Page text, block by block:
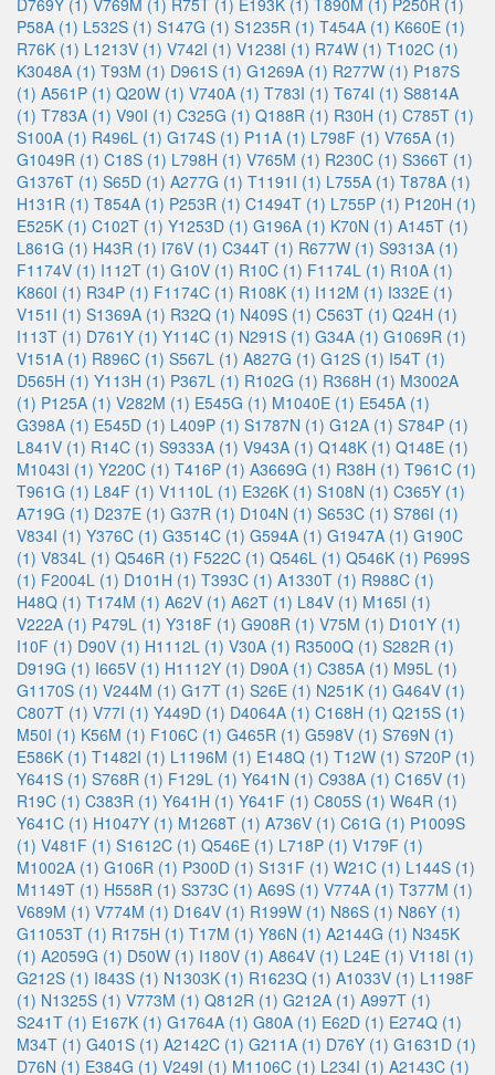
D769Y (1) V769M (1) R75T (1) E193K (1) T890M (1) P250R (1)
P58A (1) L532S (1) S147G (1) S1235R (1) T454A (1) K660E (1)
R76K (1) L1213V (1) V742I (1) V1238I (1) R74W (1) T102C (1)
K3048A (1) T93M (1) D961S (1) G1269A (1) R277W (1) P187S
(1) A561P (1) Q20W (1) V740A (1) T783I (1) T674I (1) S8814A
(1) T783A (1) V90I (1) C325G (1) Q188R (1) R30H (1) C785T (1)
S100A (1) R496L (1) G174S (1) P11A (1) L798F (1) V765A (1)
G1049R (1) C18S (1) L798H (1) V765M (1) R230C (1) S366T (1)
G1376T (1) S65D (1) A277G (1) T1191I (1) L755A (1) T878A (1)
H131R (1) T854A (1) P253R (1) C1494T (1) L755P (1) P120H (1)
E525K (1) C102T (1) Y1253D (1) G196A (1) K70N (1) A145T (1)
L861G (1) H43R (1) I76V (1) C344T (1) R677W (1) S9313A (1)
F1174V (1) I112T (1) G10V (1) R10C (1) F1174L (1) R10A (1)
K860I (1) R34P (1) F1174C (1) R108K (1) I112M (1) I332E (1)
V151I (1) S1369A (1) R32Q (1) N409S (1) C563T (1) Q24H (1)
I113T (1) D761Y (1) Y114C (1) N291S (1) G34A (1) G1069R (1)
V151A (1) R896C (1) S567L (1) A827G (1) G12S (1) I54T (1)
D565H (1) Y113H (1) P367L (1) R102G (1) R368H (1) M3002A
(1) P125A (1) V282M (1) E545G (1) M1040E (1) E545A (1)
G398A (1) E545D (1) L409P (1) S1787N (1) G12A (1) S784P (1)
L841V (1) R14C (1) S9333A (1) V943A (1) Q148K (1) Q148E (1)
M1043I (1) Y220C (1) T416P (1) A3669G (1) R38H (1) T961C (1)
T961G (1) L84F (1) V1110L (1) E326K (1) S108N (1) C365Y (1)
A719G (1) D237E (1) G37R (1) D104N (1) S653C (1) S786I (1)
V834I (1) Y376C (1) G3514C (1) G594A (1) G1947A (1) G190C
(1) V834L (1) Q546R (1) F522C (1) Q546L (1) Q546K (1) P699S
(1) F2004L (1) D101H (1) T393C (1) A1330T (1) R988C (1)
H48Q (1) T174M (1) A62V (1) A62T (1) L84V (1) M165I (1)
V222A (1) P479L (1) Y318F (1) G908R (1) V75M (1) D101Y (1)
I10F (1) D90V (1) H1112L (1) V30A (1) R3500Q (1) S282R (1)
D919G (1) I665V (1) H1112Y (1) D90A (1) C385A (1) M95L (1)
G1170S (1) V244M (1) G17T (1) S26E (1) N251K (1) G464V (1)
C807T (1) V77I (1) Y449D (1) D4064A (1) C168H (1) Q215S (1)
M50I (1) K56M (1) F106C (1) G465R (1) G598V (1) S769N (1)
E586K (1) T1482I (1) L1196M (1) E148Q (1) T12W (1) S720P (1)
Y641S (1) S768R (1) F129L (1) Y641N (1) C938A (1) C165V (1)
R19C (1) C383R (1) Y641H (1) Y641F (1) C805S (1) W64R (1)
Y641C (1) H1047Y (1) M1268T (1) A736V (1) C61G (1) P1009S
(1) V481F (1) S1612C (1) Q546E (1) L718P (1) V179F (1)
M1002A (1) G106R (1) P300D (1) S131F (1) W21C (1) L144S (1)
M1149T (1) H558R (1) S373C (1) A69S (1) V774A (1) T377M (1)
V689M (1) V774M (1) D164V (1) R199W (1) N86S (1) N86Y (1)
G11053T (1) R175H (1) T17M (1) Y86N (1) A2144G (1) N345K
(1) A2059G (1) D50W (1) I180V (1) A864V (1) L24E (1) V118I (1)
G212S (1) I843S (1) N1303K (1) R1623Q (1) A1033V (1) L1198F
(1) N1325S (1) V773M (1) Q812R (1) G212A (1) A997T (1)
S241T (1) E167K (1) G1764A (1) G80A (1) E62D (1) E274Q (1)
M34T (1) G401S (1) A2142C (1) G211A (1) D76Y (1) G1631D (1)
D76N (1) E384G (1) V249I (1) M1106C (1) L234I (1) A2143C (1)